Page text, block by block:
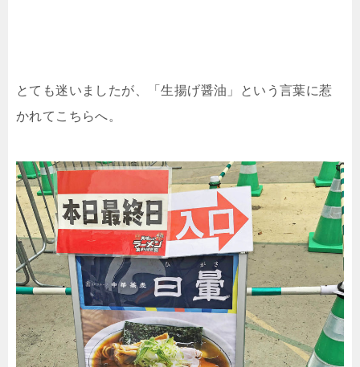
とても迷いましたが、「生揚げ醤油」という言葉に惹
かれてこちらへ。